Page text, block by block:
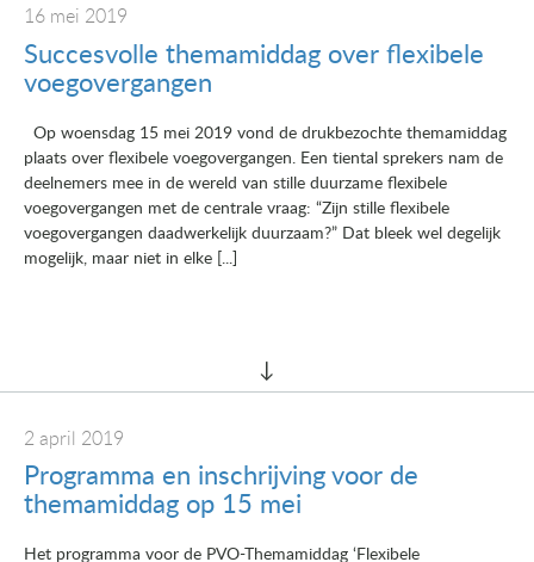
16 mei 2019
Succesvolle themamiddag over flexibele
voegovergangen
Op woensdag 15 mei 2019 vond de drukbezochte themamiddag
plaats over flexibele voegovergangen. Een tiental sprekers nam de
deelnemers mee in de wereld van stille duurzame flexibele
voegovergangen met de centrale vraag: “Zijn stille flexibele
voegovergangen daadwerkelijk duurzaam?” Dat bleek wel degelijk
mogelijk, maar niet in elke [...]
2 april 2019
Programma en inschrijving voor de
themamiddag op 15 mei
Het programma voor de PVO-Themamiddag ‘Flexibele